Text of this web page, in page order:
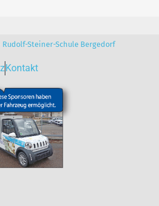
Rudolf-Steiner-Schule Bergedorf
Kontakt